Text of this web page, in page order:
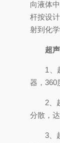
向液体
杆按设
射到化
超
1、超
器，360
2、超
分散，
3、超